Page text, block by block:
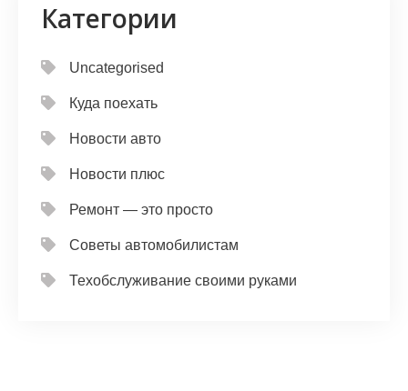
Категории
Uncategorised
Куда поехать
Новости авто
Новости плюс
Ремонт — это просто
Советы автомобилистам
Техобслуживание своими руками